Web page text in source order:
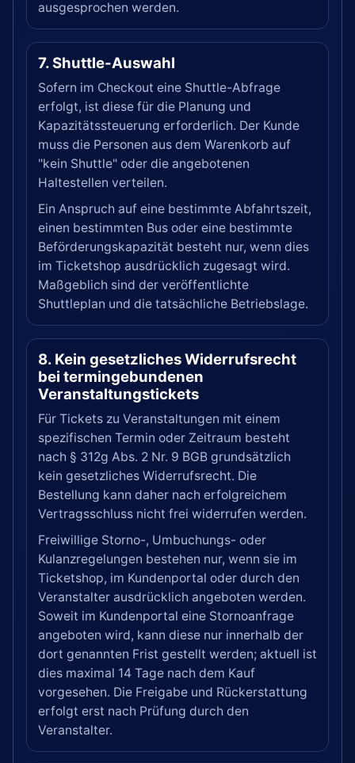
ausgesprochen werden.
7. Shuttle-Auswahl
Sofern im Checkout eine Shuttle-Abfrage
erfolgt, ist diese für die Planung und
Kapazitätssteuerung erforderlich. Der Kunde
muss die Personen aus dem Warenkorb auf
"kein Shuttle" oder die angebotenen
Haltestellen verteilen.
Ein Anspruch auf eine bestimmte Abfahrtszeit,
einen bestimmten Bus oder eine bestimmte
Beförderungskapazität besteht nur, wenn dies
im Ticketshop ausdrücklich zugesagt wird.
Maßgeblich sind der veröffentlichte
Shuttleplan und die tatsächliche Betriebslage.
8. Kein gesetzliches Widerrufsrecht
bei termingebundenen
Veranstaltungstickets
Für Tickets zu Veranstaltungen mit einem
spezifischen Termin oder Zeitraum besteht
nach § 312g Abs. 2 Nr. 9 BGB grundsätzlich
kein gesetzliches Widerrufsrecht. Die
Bestellung kann daher nach erfolgreichem
Vertragsschluss nicht frei widerrufen werden.
Freiwillige Storno-, Umbuchungs- oder
Kulanzregelungen bestehen nur, wenn sie im
Ticketshop, im Kundenportal oder durch den
Veranstalter ausdrücklich angeboten werden.
Soweit im Kundenportal eine Stornoanfrage
angeboten wird, kann diese nur innerhalb der
dort genannten Frist gestellt werden; aktuell ist
dies maximal 14 Tage nach dem Kauf
vorgesehen. Die Freigabe und Rückerstattung
erfolgt erst nach Prüfung durch den
Veranstalter.